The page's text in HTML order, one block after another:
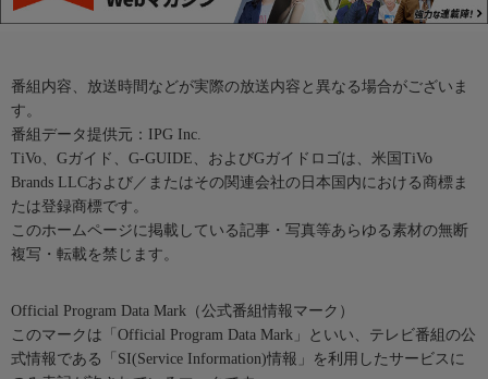
番組内容、放送時間などが実際の放送内容と異なる場合がございま
す。
番組データ提供元：IPG Inc.
TiVo、Gガイド、G-GUIDE、およびGガイドロゴは、米国TiVo
Brands LLCおよび／またはその関連会社の日本国内における商標ま
たは登録商標です。
このホームページに掲載している記事・写真等あらゆる素材の無断
複写・転載を禁じます。
Official Program Data Mark（公式番組情報マーク）
このマークは「Official Program Data Mark」といい、テレビ番組の公
式情報である「SI(Service Information)情報」を利用したサービスに